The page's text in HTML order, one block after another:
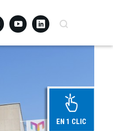
YoutubeLinkedinRecherche
EN 1 CLIC